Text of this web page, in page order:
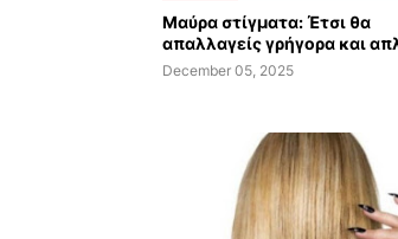
Μαύρα στίγματα: Έτσι θα
απαλλαγείς γρήγορα και
December 05, 2025